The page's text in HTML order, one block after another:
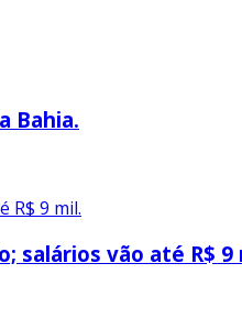
Bahia.
salários vão até R$ 9